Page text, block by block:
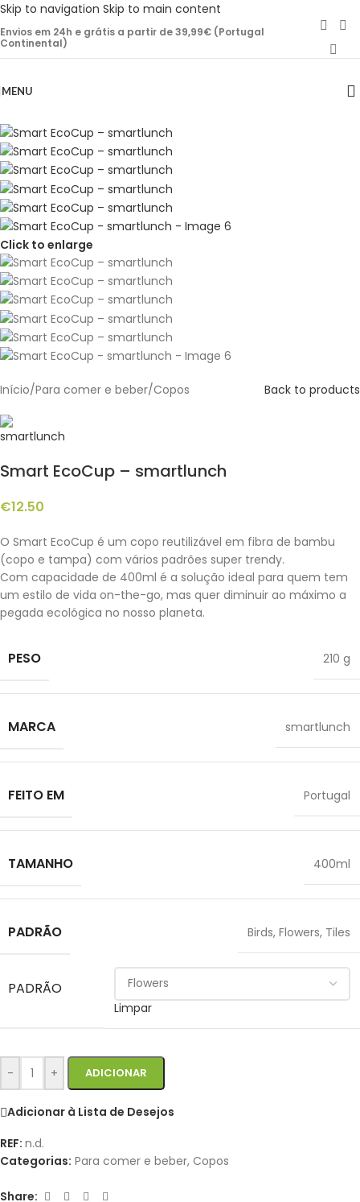
Skip to navigation Skip to main content
Envios em 24h e grátis a partir de 39,99€ (Portugal
Continental)
MENU
Click to enlarge
Início/Para comer e beber/Copos Back to products
Smart EcoCup – smartlunch
€12.50
O Smart EcoCup é um copo reutilizável em fibra de bambu
(copo e tampa) com vários padrões super trendy.
Com capacidade de 400ml é a solução ideal para quem tem
um estilo de vida on-the-go, mas quer diminuir ao máximo a
pegada ecológica no nosso planeta.
PESO 210 g
MARCA smartlunch
FEITO EM Portugal
TAMANHO 400ml
PADRÃO Birds, Flowers, Tiles
PADRÃO
Limpar
- + ADICIONAR
Adicionar à Lista de Desejos
REF: n.d.
Categorias: Para comer e beber, Copos
Share: